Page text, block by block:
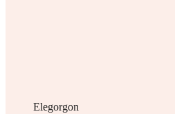
Elegorgon